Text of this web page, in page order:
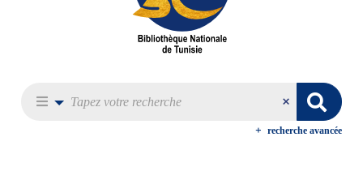
recherche avancée